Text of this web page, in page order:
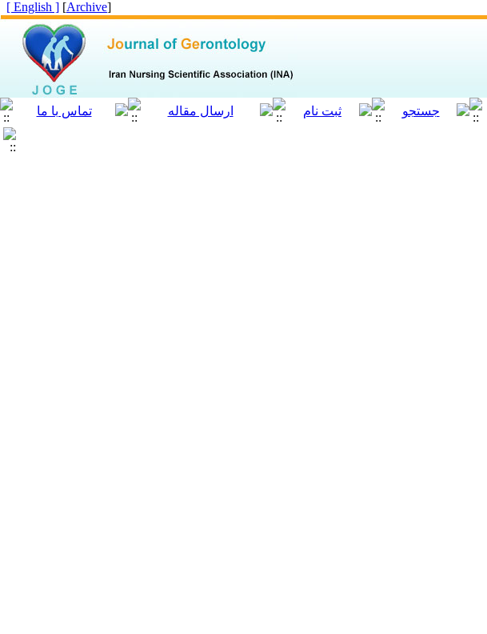
[
Archive
]
[ English ]